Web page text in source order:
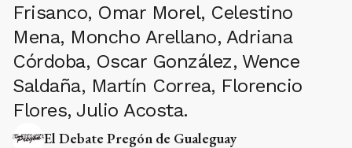
Frisanco, Omar Morel, Celestino
Mena, Moncho Arellano, Adriana
Córdoba, Oscar González, Wence
Saldaña, Martín Correa, Florencio
Flores, Julio Acosta.
El Debate Pregón de Gualeguay